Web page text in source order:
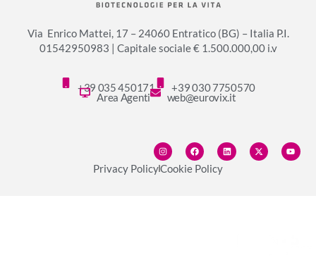
Via Enrico Mattei, 17 – 24060 Entratico (BG) – Italia P.I.
01542950983 | Capitale sociale € 1.500.000,00 i.v
+39 035 450171 +39 030 7750570
Area Agenti web@eurovix.it
Privacy PolicyCookie Policy